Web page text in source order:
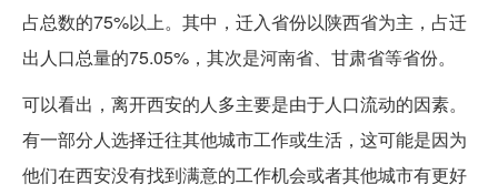
占总数的75%以上。其中，迁入省份以陕西省为主，占迁
出人口总量的75.05%，其次是河南省、甘肃省等省份。
可以看出，离开西安的人多主要是由于人口流动的因素。
有一部分人选择迁往其他城市工作或生活，这可能是因为
他们在西安没有找到满意的工作机会或者其他城市有更好